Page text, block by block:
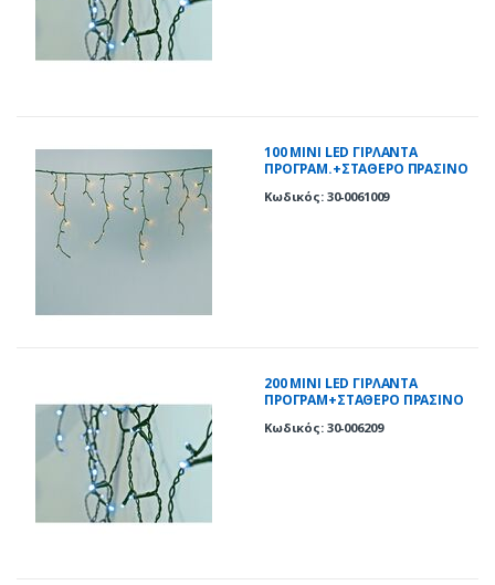
100 ΜΙΝΙ LED ΓΙΡΛΑΝΤΑ
ΠΡΟΓΡΑΜ.+ΣΤΑΘΕΡΟ ΠΡΑΣΙΝΟ
Κωδικός: 30-0061009
200 ΜΙΝΙ LED ΓΙΡΛΑΝΤΑ
ΠΡΟΓΡΑΜ+ΣΤΑΘΕΡΟ ΠΡΑΣΙΝΟ
Κωδικός: 30-006209